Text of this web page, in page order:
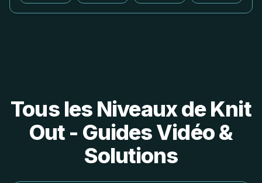
Tous les Niveaux de Knit
Out - Guides Vidéo &
Solutions